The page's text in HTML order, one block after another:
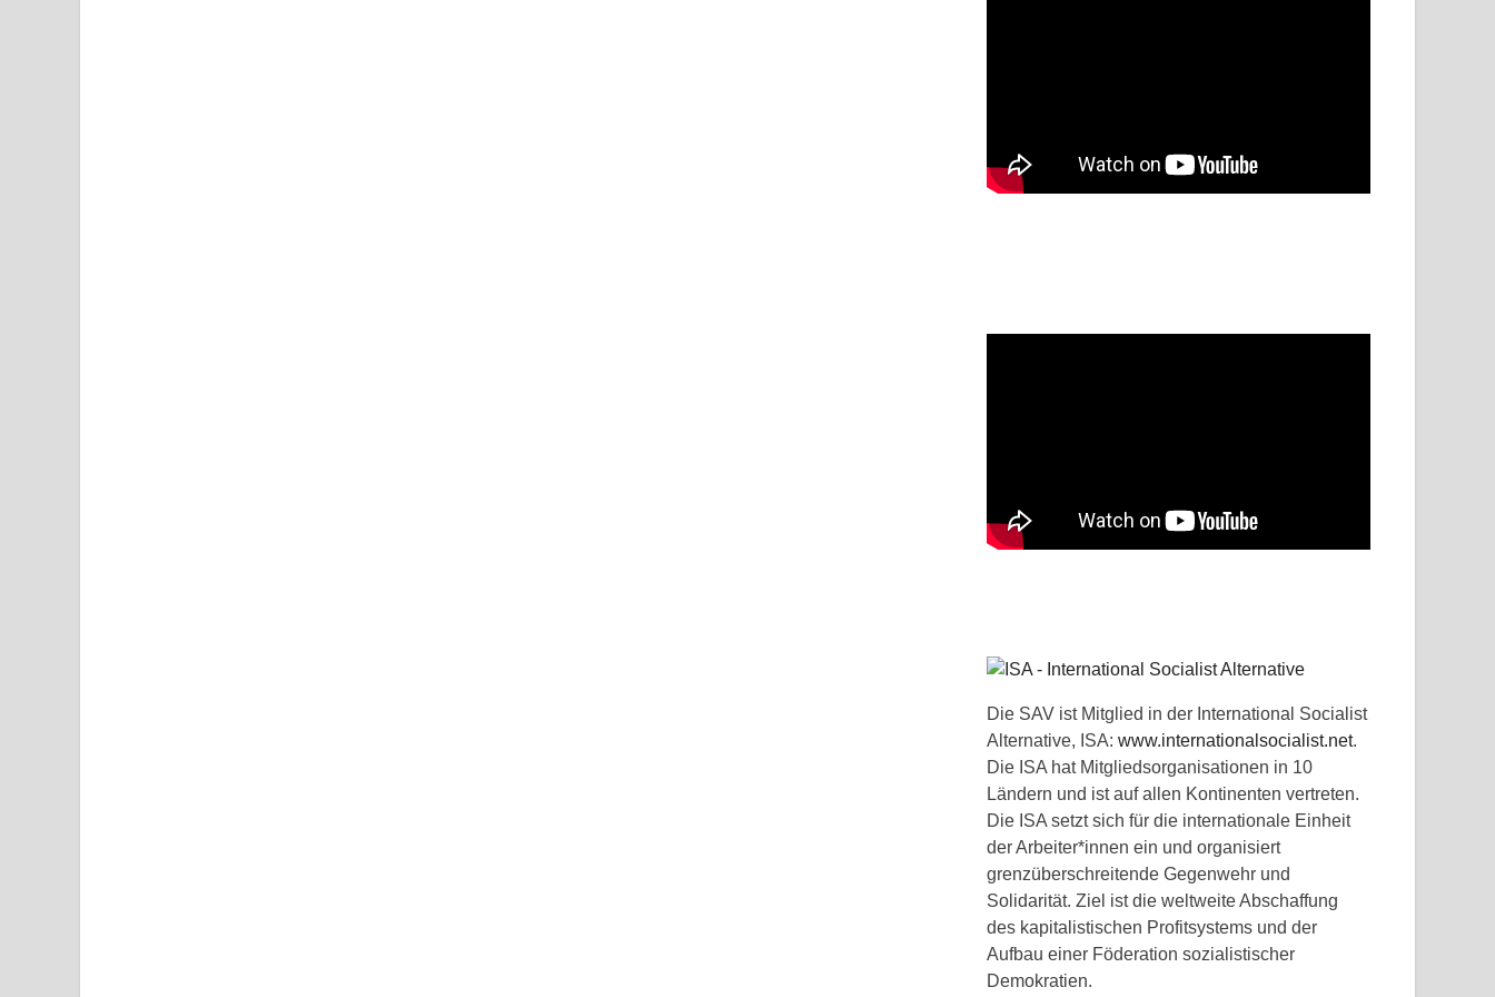
Die SAV ist Mitglied in der International Socialist
Alternative, ISA:www.internationalsocialist.net.
Die ISA hat Mitgliedsorganisationen in 10
Ländern und ist auf allen Kontinenten vertreten.
Die ISA setzt sich für die internationale Einheit
der Arbeiter*innen ein und organisiert
grenzüberschreitende Gegenwehr und
Solidarität. Ziel ist die weltweite Abschaffung
des kapitalistischen Profitsystems und der
Aufbau einer Föderation sozialistischer
Demokratien.